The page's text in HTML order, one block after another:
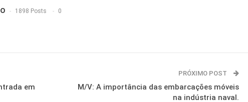
1898 Posts 0
em
PRÓXIMO POST
M/V: A importância das embarcações móveis
na indústria naval.